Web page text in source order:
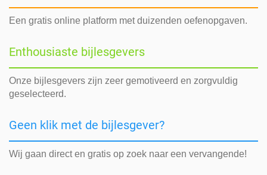
Een gratis online platform met duizenden oefenopgaven.
Enthousiaste bijlesgevers
Onze bijlesgevers zijn zeer gemotiveerd en zorgvuldig
geselecteerd.
Geen klik met de bijlesgever?
Wij gaan direct en gratis op zoek naar een vervangende!